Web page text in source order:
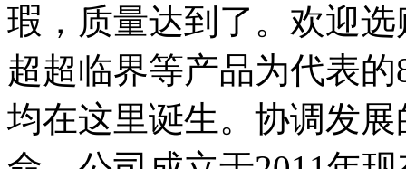
瑕，质量达到了。欢迎
超超临界等产品为代表
均在这里诞生。协调发